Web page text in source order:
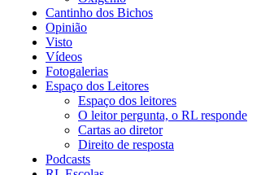
Cantinho dos Bichos
Opinião
Visto
Vídeos
Fotogalerias
Espaço dos Leitores
Espaço dos leitores
O leitor pergunta, o RL responde
Cartas ao diretor
Direito de resposta
Podcasts